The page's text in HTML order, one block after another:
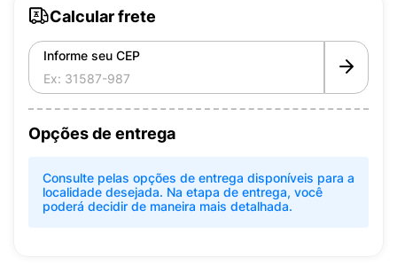
Calcular frete
Informe seu CEP
Opções de entrega
Consulte pelas opções de entrega disponíveis para a
localidade desejada. Na etapa de entrega, você
poderá decidir de maneira mais detalhada.